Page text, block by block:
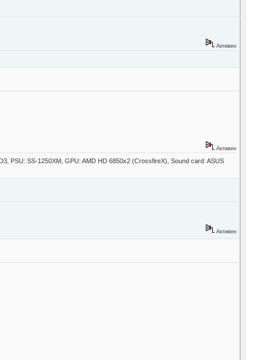
Активен
Активен
PSU: SS-1250XM, GPU: AMD HD 6850x2 (CrossfireX), Sound card: ASUS
Активен